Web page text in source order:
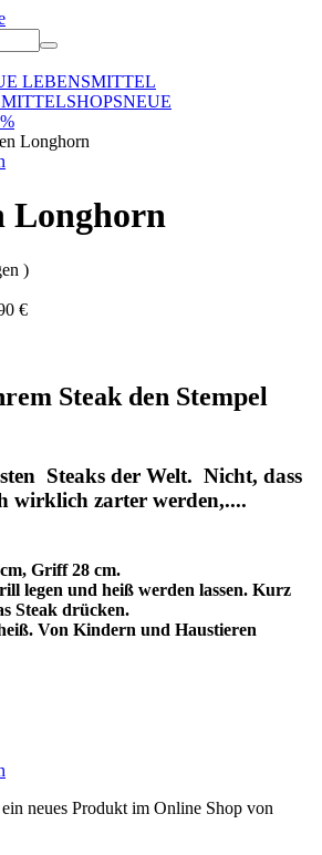
LEBENSMITTEL
NEUE
Longhorn
Longhorn
)
€
Steak den Stempel
Steaks der Welt. Nicht, dass
wirklich zarter werden,....
Griff 28 cm.
legen und heiß werden lassen. Kurz
Steak drücken.
Von Kindern und Haustieren
neues Produkt im Online Shop von